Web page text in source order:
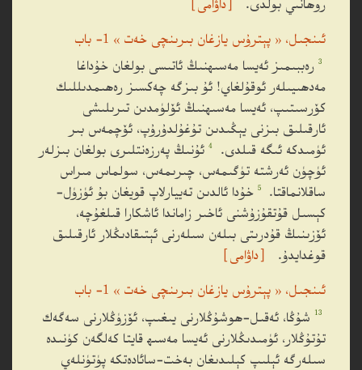
روھانىي بولدى.
［داۋامى］
ئىنجىل، « پېترۇس يازغان بىرىنچى خەت » 1- باب
3 رەببىمىز ئەيسا مەسىھنىڭ ئاتىسى بولغان خۇداغا
مەدھىيىلەر ئوقۇلغاي! ئۇ بىزگە چەكسىز رەھىمدىللىك
كۆرسىتىپ، ئەيسا مەسىھنىڭ ئۆلۈمدىن تىرىلىشى
ئارقىلىق بىزنى يېڭىدىن تۇغۇلدۇرۇپ، ئۆچمەس بىر
ئۈمىدكە ئىگە قىلدى.
4 ئۇنىڭ پەرزەنتلىرى بولغان بىزلەر
ئۈچۈن ئەرشتە تۈگىمەس، چىرىمەس، سولماس مىراس
ساقلانماقتا.
5 خۇدا ئالدىن تەييارلاپ قويغان بۇ ئۈزۈل-
كېسىل قۇتقۇزۇشنى ئاخىر زاماندا ئاشكارا قىلغۇچە،
ئۆزىنىڭ قۇدرىتى بىلەن سىلەرنى ئېتىقادىڭلار ئارقىلىق
قوغدايدۇ.
［داۋامى］
ئىنجىل، « پېترۇس يازغان بىرىنچى خەت » 1- باب
13 شۇڭا، ئەقىل-ھوشۇڭلارنى يىغىپ، ئۆزۈڭلارنى سەگەك
تۇتۇڭلار، ئۈمىدىڭلارنى ئەيسا مەسىھ قايتا كەلگەن كۈنىدە
سىلەرگە ئېلىپ كېلىدىغان بەخت-سائادەتكە پۈتۈنلەي